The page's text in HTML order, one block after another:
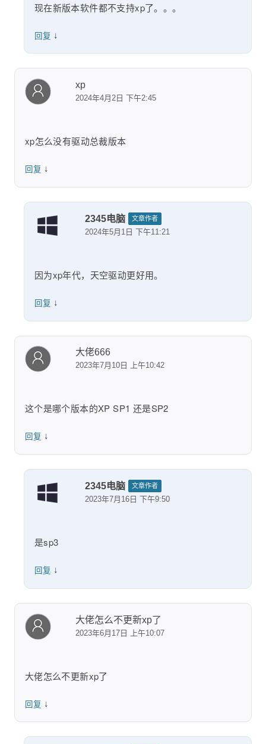
现在新版本软件都不支持xp了。。。
回复 ↓
xp
2024年4月2日 下午2:45
xp怎么没有驱动总裁版本
回复 ↓
2345电脑 文章作者
2024年5月1日 下午11:21
因为xp年代，天空驱动更好用。
回复 ↓
大佬666
2023年7月10日 上午10:42
这个是哪个版本的XP SP1 还是SP2
回复 ↓
2345电脑 文章作者
2023年7月16日 下午9:50
是sp3
回复 ↓
大佬怎么不更新xp了
2023年6月17日 上午10:07
大佬怎么不更新xp了
回复 ↓